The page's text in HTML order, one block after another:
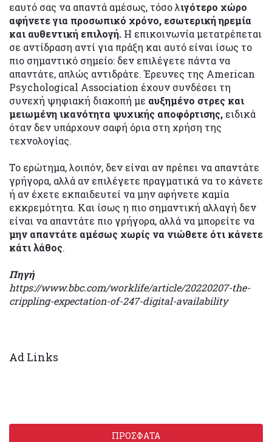
εαυτό σας να απαντά αμέσως, τόσο λιγότερο χώρο
αφήνετε για προσωπικό χρόνο, εσωτερική ηρεμία
και αυθεντική επιλογή. Η επικοινωνία μετατρέπεται
σε αντίδραση αντί για πράξη και αυτό είναι ίσως το
πιο σημαντικό σημείο: δεν επιλέγετε πάντα να
απαντάτε, απλώς αντιδράτε. Έρευνες της American
Psychological Association έχουν συνδέσει τη
συνεχή ψηφιακή διακοπή με αυξημένο στρες και
μειωμένη ικανότητα ψυχικής αποφόρτισης, ειδικά
όταν δεν υπάρχουν σαφή όρια στη χρήση της
τεχνολογίας.
Το ερώτημα, λοιπόν, δεν είναι αν πρέπει να απαντάτε
γρήγορα, αλλά αν επιλέγετε πραγματικά να το κάνετε
ή αν έχετε εκπαιδευτεί να μην αφήνετε καμία
εκκρεμότητα. Και ίσως η πιο σημαντική αλλαγή δεν
είναι να απαντάτε πιο γρήγορα, αλλά να μπορείτε να
μην απαντάτε αμέσως χωρίς να νιώθετε ότι κάνετε
κάτι λάθος.
Πηγή
https://www.bbc.com/worklife/article/20220207-the-
crippling-expectation-of-247-digital-availability
Ad Links
ΠΡΟΣΦΑΤΑ